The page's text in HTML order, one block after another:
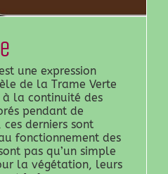
une expression
de la Trame Verte
la continuité des
pendant de
ces derniers sont
fonctionnement des
pas qu’un simple
la végétation, leurs